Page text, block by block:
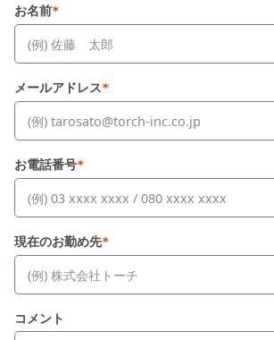
お名前*
メールアドレス*
お電話番号*
現在のお勤め先*
コメント